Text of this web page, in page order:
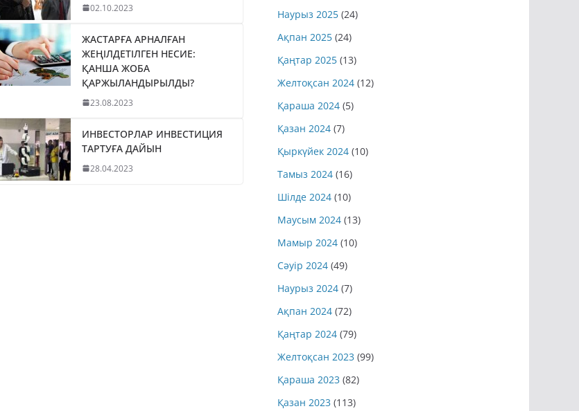
02.10.2023
ЖАСТАРҒА АРНАЛҒАН
ЖЕҢІЛДЕТІЛГЕН НЕСИЕ:
ҚАНША ЖОБА
ҚАРЖЫЛАНДЫРЫЛДЫ?
23.08.2023
ИНВЕСТОРЛАР ИНВЕСТИЦИЯ
ТАРТУҒА ДАЙЫН
28.04.2023
Наурыз 2025 (24)
Ақпан 2025 (24)
Қаңтар 2025 (13)
Желтоқсан 2024 (12)
Қараша 2024 (5)
Қазан 2024 (7)
Қыркүйек 2024 (10)
Тамыз 2024 (16)
Шілде 2024 (10)
Маусым 2024 (13)
Мамыр 2024 (10)
Сәуір 2024 (49)
Наурыз 2024 (7)
Ақпан 2024 (72)
Қаңтар 2024 (79)
Желтоқсан 2023 (99)
Қараша 2023 (82)
Қазан 2023 (113)